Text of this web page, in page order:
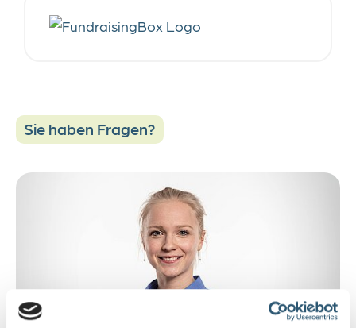
Sie haben Fragen?